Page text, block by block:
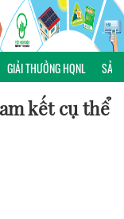
GIẢI THƯỞNG HQNL SẢN
kết cụ thể